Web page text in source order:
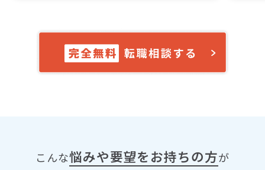
こんな悩みや要望をお持ちの方が